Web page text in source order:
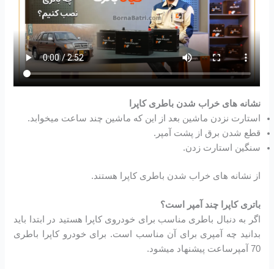
نشانه های خراب شدن باطری کاپرا
استارت نزدن ماشین بعد از این که ماشین چند ساعت میخوابد.
قطع شدن برق از پشت آمپر.
سنگین استارت زدن.
از نشانه های خراب شدن باطری کاپرا هستند.
باتری کاپرا چند آمپر است؟
اگر به دنبال باطری مناسب برای خودروی کاپرا هستید در ابتدا باید
بدانید چه آمپری برای آن مناسب است. برای خودرو کاپرا باطری
70 آمپرساعت پیشنهاد میشود.